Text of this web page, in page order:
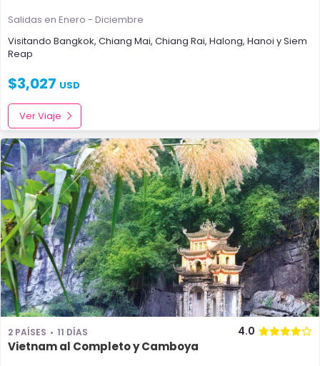
Salidas en Enero - Diciembre
Visitando Bangkok, Chiang Mai, Chiang Rai, Halong, Hanoi ySiem
Reap
$3,027 USD
Ver Viaje
2 PAÍSES 11 DÍAS 4.0
Vietnam al Completo y Camboya